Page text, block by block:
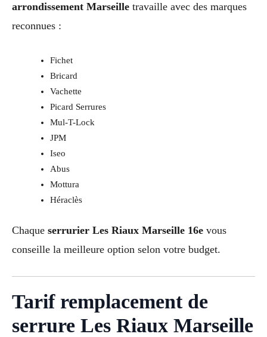
arrondissement Marseille travaille avec des marques
reconnues :
Fichet
Bricard
Vachette
Picard Serrures
Mul-T-Lock
JPM
Iseo
Abus
Mottura
Héraclès
Chaque serrurier Les Riaux Marseille 16e vous
conseille la meilleure option selon votre budget.
Tarif remplacement de
serrure Les Riaux Marseille